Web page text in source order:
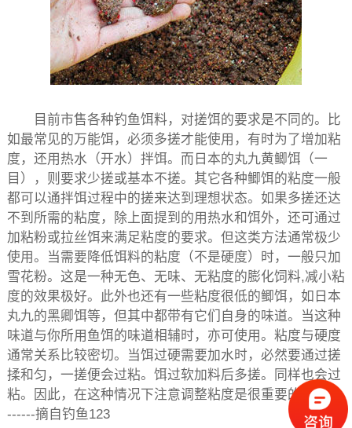
目前市售各种钓鱼饵料，对搓饵的要求是不同的。比
如最常见的万能饵，必须多搓才能使用，有时为了增加粘
度，还用热水（开水）拌饵。而日本的丸九黄鲫饵（一
目），则要求少搓或基本不搓。其它各种鲫饵的粘度一般
都可以通拌饵过程中的搓来达到理想状态。如果多搓还达
不到所需的粘度，除上面提到的用热水和饵外，还可通过
加粘粉或拉丝饵来满足粘度的要求。但这类方法通常极少
使用。当需要降低饵料的粘度（不是硬度）时，一般只加
雪花粉。这是一种无色、无味、无粘度的膨化饲料,减小粘
度的效果极好。此外也还有一些粘度很低的鲫饵，如日本
丸九的黑卿饵等，但其中都带有它们自身的味道。当这种
味道与你所用鱼饵的味道相辅时，亦可使用。粘度与硬度
通常关系比较密切。当饵过硬需要加水时，必然要通过搓
揉和匀，一搓便会过粘。饵过软加料后多搓。同样也会过
粘。因此，在这种情况下注意调整粘度是很重要的。
------摘自钓鱼123